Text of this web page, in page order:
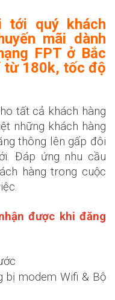
tới quý khách
mãi dành
FPT ở Bắc
từ 180k, tốc độ
tất cả khách hàng
những khách hàng
thông lên gấp đôi
Đáp ứng nhu cầu
hàng trong cuộc
được khi đăng
bị modem Wifi & Bộ